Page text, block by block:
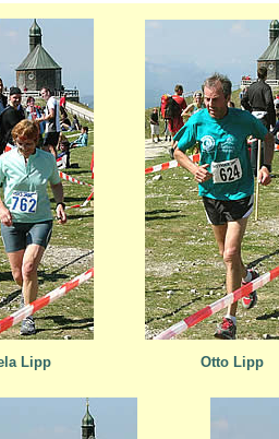
Lipp Otto Lipp